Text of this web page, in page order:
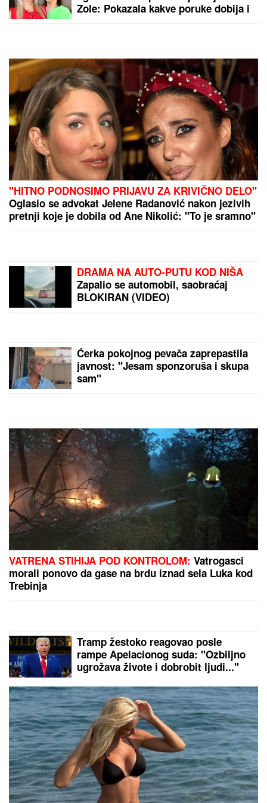
grešku: Ostavinska
PREPORUKA ZA VAS
"SMETALI SU MU MOJI IZLASCI"Voditeljka Ana
GRČKO LETO ŽENE OGNJENA
AMIDŽIĆA!
Mina ističe GOLE NOGE,
u kadar upala i jahta: Tek da je vidite
u MINI BIKINIJU (FOTO)
"NJU TREBA LEČITI"Marija Kulić se
oglasila nakon pomirenja Miljane i
Zole: Pokazala kakve poruke dobija i
otkrila sve o njihovom odnosu